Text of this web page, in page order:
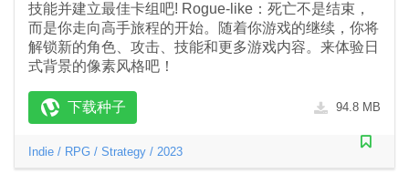
技能并建立最佳卡组吧! Rogue-like：死亡不是结束，
而是你走向高手旅程的开始。随着你游戏的继续，你将
解锁新的角色、攻击、技能和更多游戏内容。来体验日
式背景的像素风格吧！
下载种子 94.8 MB
Indie / RPG / Strategy / 2023